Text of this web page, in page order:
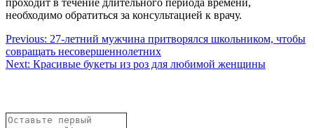
необходимо обратиться за консультацией к врачу.
Навигация
по
Previous: 27-летний мужчина притворялся школьником, чтобы
совращать несовершеннолетних
Next: Красивые букеты из роз для любимой женщины